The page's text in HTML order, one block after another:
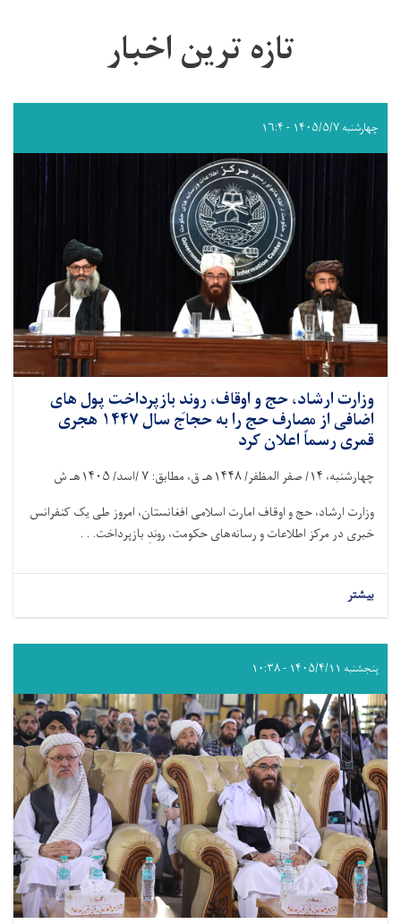
تازه ترین اخبار
چهارشنبه ۱۴۰۵/۵/۷ - ۱۶:۴
وزارت ارشاد، حج و اوقاف، روندِ بازپرداخت پول ‌های
اضافی از مصارف حج را به حجاج سال ۱۴۴۷ هجری
قمری رسماً اعلان کرد
چهارشنبه، ۱۴/ صفر المظفر/۱۴۴۸هـ ق، مطابق: ۷ / اسد/۱۴۰۵هـ ش
وزارت ارشاد، حج و اوقاف امارت اسلامی افغانستان، امروز طی یک کنفرانس
خبری در مرکز اطلاعات و رسانه‌های حکومت، روندِ بازپرداخت. . .
بیشتر
پنجشنبه ۱۴۰۵/۴/۱۱ - ۱۰:۳۸